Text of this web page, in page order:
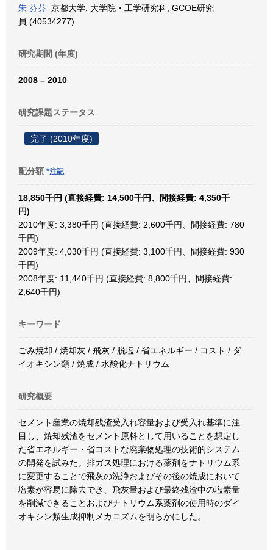
朱 芬芬 京都大学, 大学院・工学研究科, GCOE研究
員 (40534277)
研究期間 (年度)
2008 – 2010
研究課題ステータス
完了 (2010年度)
配分額 *注記
18,850千円 (直接経費: 14,500千円、間接経費: 4,350千
円)
2010年度: 3,380千円 (直接経費: 2,600千円、間接経費: 780
千円)
2009年度: 4,030千円 (直接経費: 3,100千円、間接経費: 930
千円)
2008年度: 11,440千円 (直接経費: 8,800千円、間接経費:
2,640千円)
キーワード
ごみ焼却 / 焼却灰 / 飛灰 / 脱塩 / 省エネルギー / コスト / ダ
イオキシン類 / 焼成 / 水酸化ナトリウム
研究概要
セメント産業の焼却残渣受入れ容量および受入れ基準に注
目し、焼却残渣をセメント原料として用いることを想定し
た省エネルギー・省コストな廃棄物処理の技術的システム
の開発を試みた。排ガス処理における薬剤をナトリウム系
に変更することで飛灰の洗浄およびその後の焼成において
塩素が容易に除去でき、飛灰量および最終残渣中の塩素量
を削減できることおよびナトリウム系薬剤の使用時のダイ
オキシン類生成抑制メカニズムを明らかにした。